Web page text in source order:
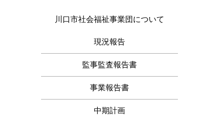
川口市社会福祉事業団について
現況報告
監事監査報告書
事業報告書
中期計画